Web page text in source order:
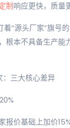
制响应更快，质量
“源头厂家”旗号
根本不具备生产能
三大核心差异
报价基础上加价